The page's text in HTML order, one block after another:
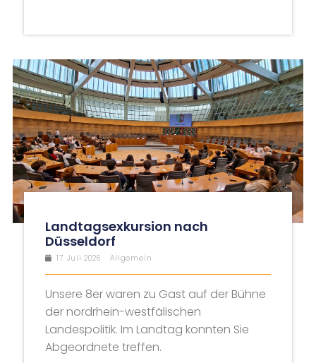
Landtagsexkursion nach
Düsseldorf
17. Juli 2026 Allgemein
Unsere 8er waren zu Gast auf der Bühne
der nordrhein-westfälischen
Landespolitik. Im Landtag konnten Sie
Abgeordnete treffen.